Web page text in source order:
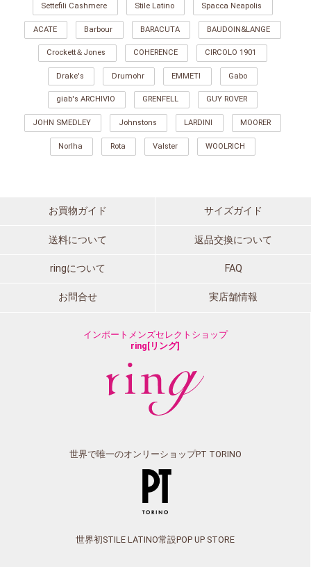
Settefili Cashmere Stile Latino Spacca Neapolis
ACATE Barbour BARACUTA BAUDOIN&LANGE
Crockett＆Jones COHERENCE CIRCOLO 1901
Drake's Drumohr EMMETI Gabo
giab's ARCHIVIO GRENFELL GUY ROVER
JOHN SMEDLEY Johnstons LARDINI MOORER
Norlha Rota Valster WOOLRICH